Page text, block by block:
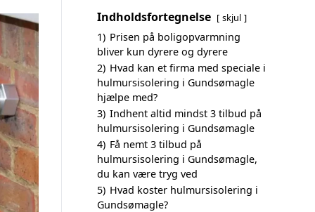
Indholdsfortegnelse skjul
1) Prisen på boligopvarmning
bliver kun dyrere og dyrere
2) Hvad kan et firma med speciale i
hulmursisolering i Gundsømagle
hjælpe med?
3) Indhent altid mindst 3 tilbud på
hulmursisolering i Gundsømagle
4) Få nemt 3 tilbud på
hulmursisolering i Gundsømagle,
du kan være tryg ved
5) Hvad koster hulmursisolering i
Gundsømagle?